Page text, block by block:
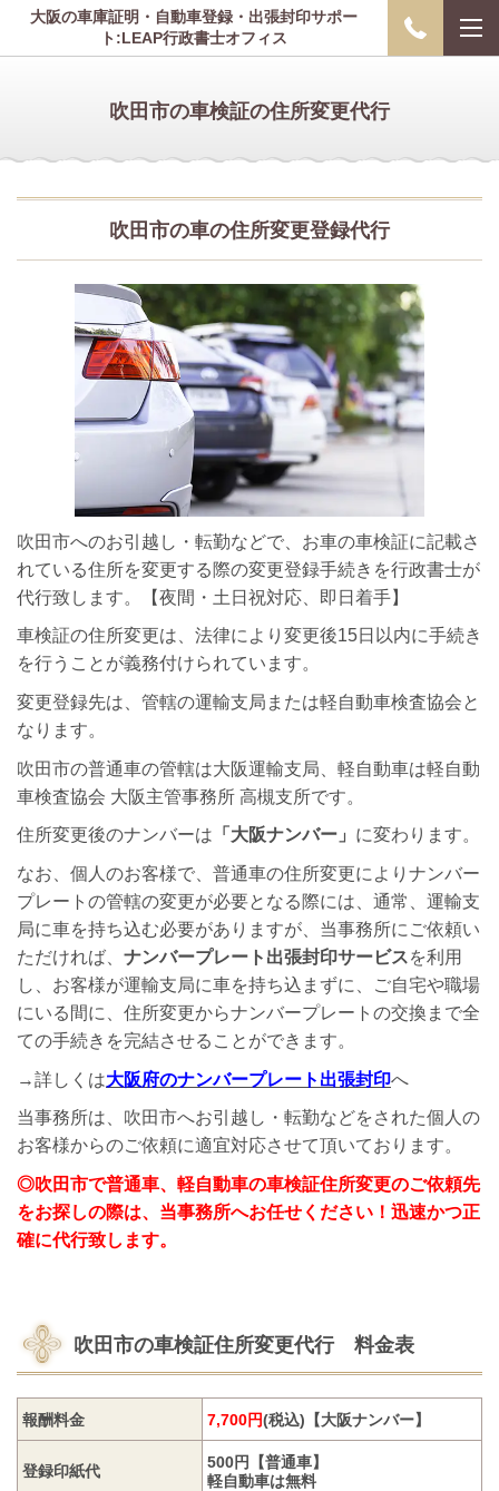
大阪の車庫証明・自動車登録・出張封印サポー
ト:LEAP行政書士オフィス
吹田市の車検証の住所変更代行
吹田市の車の住所変更登録代行
吹田市へのお引越し・転勤などで、お車の車検証に記載さ
れている住所を変更する際の変更登録手続きを行政書士が
代行致します。【夜間・土日祝対応、即日着手】
車検証の住所変更は、法律により変更後15日以内に手続き
を行うことが義務付けられています。
変更登録先は、管轄の運輸支局または軽自動車検査協会と
なります。
吹田市の普通車の管轄は大阪運輸支局、軽自動車は軽自動
車検査協会 大阪主管事務所 高槻支所です。
住所変更後のナンバーは 「大阪ナンバー」 に変わります。
なお、個人のお客様で、普通車の住所変更によりナンバー
プレートの管轄の変更が必要となる際には、通常、運輸支
局に車を持ち込む必要がありますが、当事務所にご依頼い
ただければ、 ナンバープレート出張封印サービスを利用
し、お客様が運輸支局に車を持ち込まずに、ご自宅や職場
にいる間に、住所変更からナンバープレートの交換まで全
ての手続きを完結させることができます。
→詳しくは大阪府のナンバープレート出張封印へ
当事務所は、吹田市へお引越し・転勤などをされた個人の
お客様からのご依頼に適宜対応させて頂いております。
◎吹田市で普通車、軽自動車の車検証住所変更のご依頼先
をお探しの際は、当事務所へお任せください！迅速かつ正
確に代行致します。
吹田市の車検証住所変更代行 料金表
報酬料金 7,700円(税込)【大阪ナンバー】
登録印紙代
500円【普通車】
軽自動車は無料